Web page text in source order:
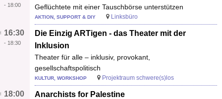
Geflüchtete mit einer Tauschbörse unterstützen
- 18:00
AKTION, SUPPORT & DIY Linksbüro
Die Einzig ARTigen - das Theater mit der
Inklusion
Theater für alle – inklusiv, provokant,
gesellschaftspolitisch
16:30
- 18:30
KULTUR, WORKSHOP Projektraum schwere(s)los
Anarchists for Palestine
18:00